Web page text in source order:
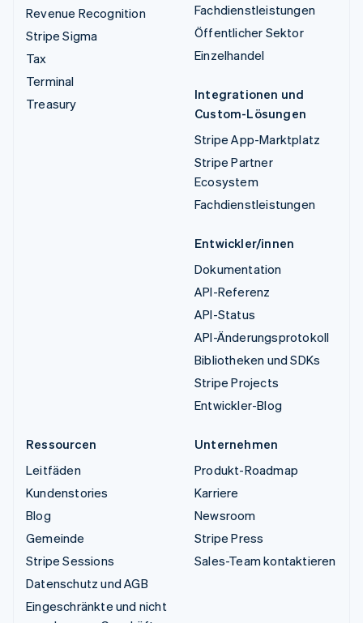
Revenue Recognition
Stripe Sigma
Tax
Terminal
Treasury
Fachdienstleistungen
Öffentlicher Sektor
Einzelhandel
Integrationen und
Custom-Lösungen
Stripe App-Marktplatz
Stripe Partner
Ecosystem
Fachdienstleistungen
Entwickler/innen
Dokumentation
API-Referenz
API-Status
API-Änderungsprotokoll
Bibliotheken und SDKs
Stripe Projects
Entwickler-Blog
Ressourcen
Leitfäden
Kundenstories
Blog
Gemeinde
Stripe Sessions
Datenschutz und AGB
Eingeschränkte und nicht
Unternehmen
Produkt-Roadmap
Karriere
Newsroom
Stripe Press
Sales-Team kontaktieren